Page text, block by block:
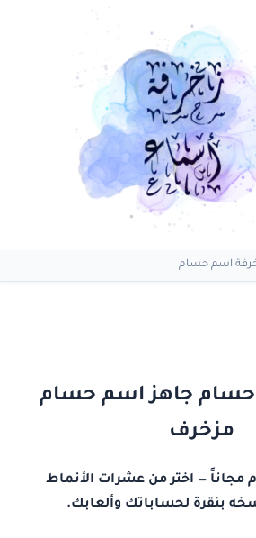
اسم حسام
حسام جاهز اسم حسام
مزخرف
— اختر من عشرات الأنماط
بنقرة لحساباتك وألعابك.